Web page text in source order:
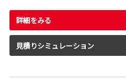
詳細をみる
見積りシミュレーション